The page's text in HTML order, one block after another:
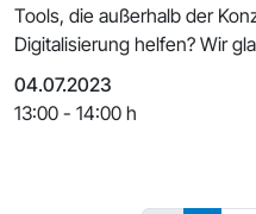
Tools, die außerhalb der
Digitalisierung helfen? Wir
04.07.2023
13:00 - 14:00 h